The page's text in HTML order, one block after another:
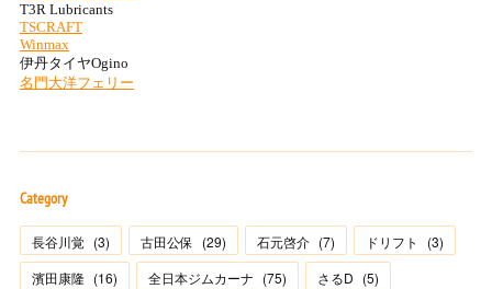
Category
長谷川覚 (3) 古田公保 (29) 石元啓介 (7) ドリフト (3)
濱田康隆 (16) 全日本ジムカーナ (75) さるD (5)